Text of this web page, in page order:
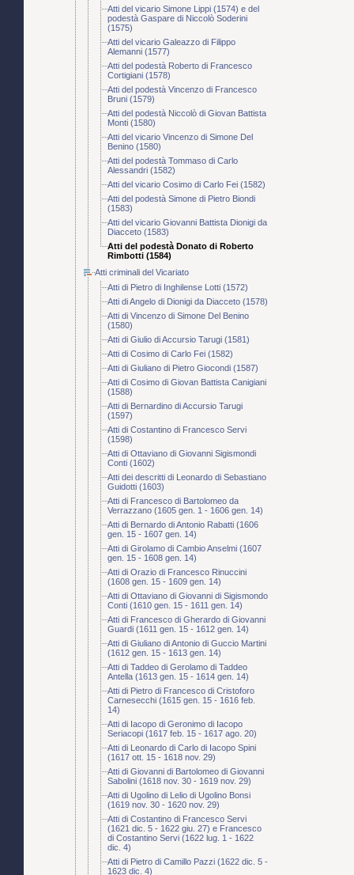
Atti del vicario Simone Lippi (1574) e del
podestà Gaspare di Niccolò Soderini
(1575)
Atti del vicario Galeazzo di Filippo
Alemanni (1577)
Atti del podestà Roberto di Francesco
Cortigiani (1578)
Atti del podestà Vincenzo di Francesco
Bruni (1579)
Atti del podestà Niccolò di Giovan Battista
Monti (1580)
Atti del vicario Vincenzo di Simone Del
Benino (1580)
Atti del podestà Tommaso di Carlo
Alessandri (1582)
Atti del vicario Cosimo di Carlo Fei (1582)
Atti del podestà Simone di Pietro Biondi
(1583)
Atti del vicario Giovanni Battista Dionigi da
Diacceto (1583)
Atti del podestà Donato di Roberto
Rimbotti (1584)
Atti criminali del Vicariato
Atti di Pietro di Inghilense Lotti (1572)
Atti di Angelo di Dionigi da Diacceto (1578)
Atti di Vincenzo di Simone Del Benino
(1580)
Atti di Giulio di Accursio Tarugi (1581)
Atti di Cosimo di Carlo Fei (1582)
Atti di Giuliano di Pietro Giocondi (1587)
Atti di Cosimo di Giovan Battista Canigiani
(1588)
Atti di Bernardino di Accursio Tarugi
(1597)
Atti di Costantino di Francesco Servi
(1598)
Atti di Ottaviano di Giovanni Sigismondi
Conti (1602)
Atti dei descritti di Leonardo di Sebastiano
Guidotti (1603)
Atti di Francesco di Bartolomeo da
Verrazzano (1605 gen. 1 - 1606 gen. 14)
Atti di Bernardo di Antonio Rabatti (1606
gen. 15 - 1607 gen. 14)
Atti di Girolamo di Cambio Anselmi (1607
gen. 15 - 1608 gen. 14)
Atti di Orazio di Francesco Rinuccini
(1608 gen. 15 - 1609 gen. 14)
Atti di Ottaviano di Giovanni di Sigismondo
Conti (1610 gen. 15 - 1611 gen. 14)
Atti di Francesco di Gherardo di Giovanni
Guardi (1611 gen. 15 - 1612 gen. 14)
Atti di Giuliano di Antonio di Guccio Martini
(1612 gen. 15 - 1613 gen. 14)
Atti di Taddeo di Gerolamo di Taddeo
Antella (1613 gen. 15 - 1614 gen. 14)
Atti di Pietro di Francesco di Cristoforo
Carnesecchi (1615 gen. 15 - 1616 feb.
14)
Atti di Iacopo di Geronimo di Iacopo
Seriacopi (1617 feb. 15 - 1617 ago. 20)
Atti di Leonardo di Carlo di Iacopo Spini
(1617 ott. 15 - 1618 nov. 29)
Atti di Giovanni di Bartolomeo di Giovanni
Sabolini (1618 nov. 30 - 1619 nov. 29)
Atti di Ugolino di Lelio di Ugolino Bonsi
(1619 nov. 30 - 1620 nov. 29)
Atti di Costantino di Francesco Servi
(1621 dic. 5 - 1622 giu. 27) e Francesco
di Costantino Servi (1622 lug. 1 - 1622
dic. 4)
Atti di Pietro di Camillo Pazzi (1622 dic. 5 -
1623 dic. 4)